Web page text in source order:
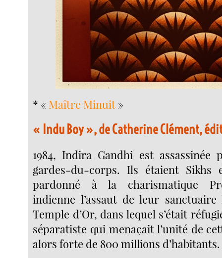
* « Maître Minuit »
« Indu Boy », de Catherine Clément,
1984, Indira Gandhi est assassinée
gardes-du-corps. Ils étaient Sikhs
pardonné à la charismatique
indienne l’assaut de leur
Temple d’Or, dans lequel s’était
séparatiste qui menaçait l’unité de
alors forte de 800 millions d’habitants.